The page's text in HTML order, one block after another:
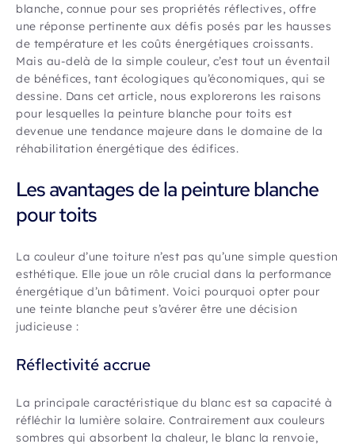
blanche, connue pour ses propriétés réflectives, offre
une réponse pertinente aux défis posés par les hausses
de température et les coûts énergétiques croissants.
Mais au-delà de la simple couleur, c’est tout un éventail
de bénéfices, tant écologiques qu’économiques, qui se
dessine. Dans cet article, nous explorerons les raisons
pour lesquelles la peinture blanche pour toits est
devenue une tendance majeure dans le domaine de la
réhabilitation énergétique des édifices.
Les avantages de la peinture blanche
pour toits
La couleur d’une toiture n’est pas qu’une simple question
esthétique. Elle joue un rôle crucial dans la performance
énergétique d’un bâtiment. Voici pourquoi opter pour
une teinte blanche peut s’avérer être une décision
judicieuse :
Réflectivité accrue
La principale caractéristique du blanc est sa capacité à
réfléchir la lumière solaire. Contrairement aux couleurs
sombres qui absorbent la chaleur, le blanc la renvoie,